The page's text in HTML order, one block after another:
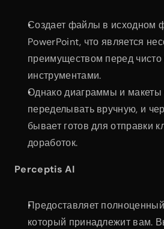
Создает файлы в исходном
PowerPoint, что является
преимуществом перед
инструментами.
Однако диаграммы и макеты
переделывать вручную, и
бывает готов для отправки
доработок.
Perceptis AI
Предоставляет
который принадлежит вам.